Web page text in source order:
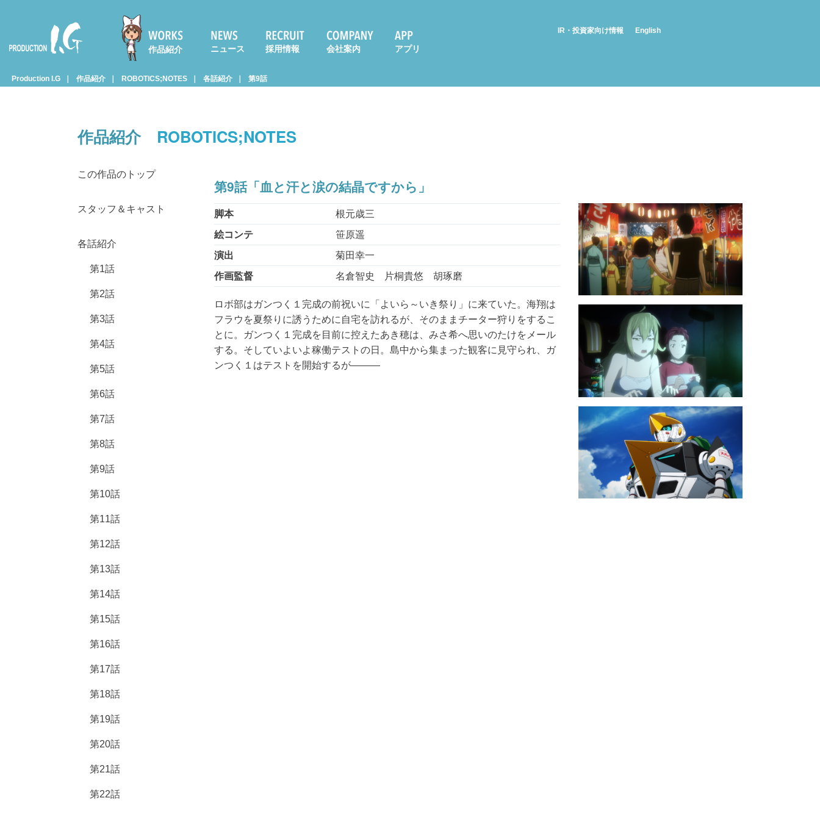
Prod
作品紹介 ニュース 採用情報 会社案内 アプリ
IR・投資家向け情報 English
Production I.G 作品紹介 ROBOTICS;NOTES 各話紹介 第9話
作品紹介 ROBOTICS;NOTES
この作品のトップ
スタッフ＆キャスト
各話紹介
第1話
第2話
第3話
第4話
第5話
第6話
第7話
第8話
第9話
第10話
第11話
第12話
第13話
第14話
第15話
第16話
第17話
第18話
第19話
第20話
第21話
第22話
第9話「血と汗と涙の結晶ですから」
脚本
根元歳三
絵コンテ
笹原遥
演出
菊田幸一
作画監督
名倉智史 片桐貴悠 胡琢磨
ロボ部はガンつく１完成の前祝いに「よいら～いき祭り」に来ていた。海翔は
フラウを夏祭りに誘うために自宅を訪れるが、そのままチーター狩りをするこ
とに。ガンつく１完成を目前に控えたあき穂は、みさ希へ思いのたけをメール
する。そしていよいよ稼働テストの日。島中から集まった観客に見守られ、ガ
ンつく１はテストを開始するが———